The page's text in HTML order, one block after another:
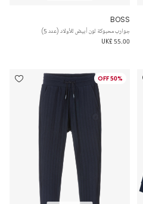
BOSS
جوارب محبوكة لون أبيض للأولاد (عدد 5)
UK£ 55.00
50% OFF